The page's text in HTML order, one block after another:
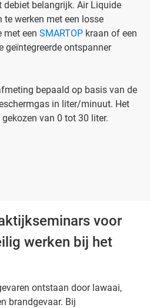
debiet belangrijk. Air Liquide
werken met een losse
met een SMARTOP kraan of een
geïntegreerde ontspanner
bepaald op basis van de
in liter/minuut. Het
van 0 tot 30 liter.
voor
werken bij het
ontstaan door lawaai,
brandgevaar. Bij